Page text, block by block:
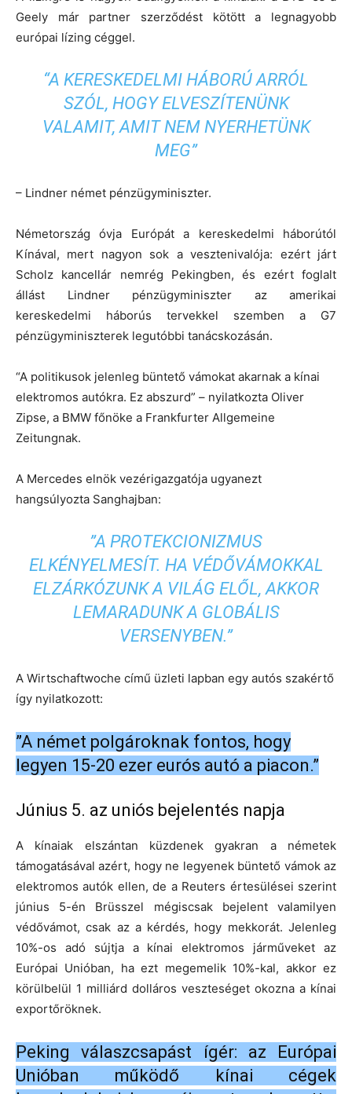
Geely már partner szerződést kötött a legnagyobb
európai lízing céggel.
“A KERESKEDELMI HÁBORÚ ARRÓL
SZÓL, HOGY ELVESZÍTENÜNK
VALAMIT, AMIT NEM NYERHETÜNK
MEG”
– Lindner német pénzügyminiszter.
Németország óvja Európát a kereskedelmi háborútól
Kínával, mert nagyon sok a vesztenivalója: ezért járt
Scholz kancellár nemrég Pekingben, és ezért foglalt
állást Lindner pénzügyminiszter az amerikai
kereskedelmi háborús tervekkel szemben a G7
pénzügyminiszterek legutóbbi tanácskozásán.
“A politikusok jelenleg büntető vámokat akarnak a kínai
elektromos autókra. Ez abszurd” – nyilatkozta Oliver
Zipse, a BMW főnöke a Frankfurter Allgemeine
Zeitungnak.
A Mercedes elnök vezérigazgatója ugyanezt
hangsúlyozta Sanghajban:
”A PROTEKCIONIZMUS
ELKÉNYELMESÍT. HA VÉDŐVÁMOKKAL
ELZÁRKÓZUNK A VILÁG ELŐL, AKKOR
LEMARADUNK A GLOBÁLIS
VERSENYBEN.”
A Wirtschaftwoche című üzleti lapban egy autós szakértő
így nyilatkozott:
”A német polgároknak fontos, hogy
legyen 15-20 ezer eurós autó a piacon.”
Június 5. az uniós bejelentés napja
A kínaiak elszántan küzdenek gyakran a németek
támogatásával azért, hogy ne legyenek büntető vámok az
elektromos autók ellen, de a Reuters értesülései szerint
június 5-én Brüsszel mégiscsak bejelent valamilyen
védővámot, csak az a kérdés, hogy mekkorát. Jelenleg
10%-os adó sújtja a kínai elektromos járműveket az
Európai Unióban, ha ezt megemelik 10%-kal, akkor ez
körülbelül 1 milliárd dolláros veszteséget okozna a kínai
exportőröknek.
Peking válaszcsapást ígér: az Európai
Unióban működő kínai cégek